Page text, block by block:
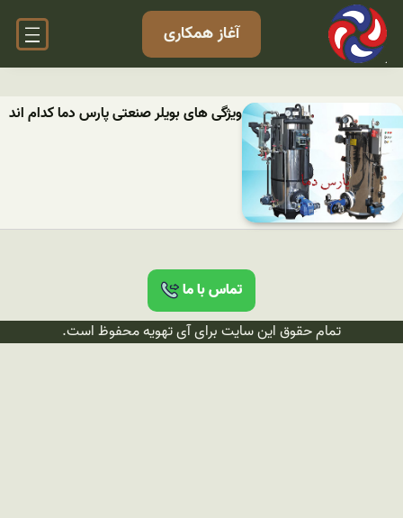
آغاز همکاری
ویژگی های بویلر صنعتی پارس دما کدام اند
تماس با ما
تمام حقوق این سایت برای آی تهویه محفوظ است.